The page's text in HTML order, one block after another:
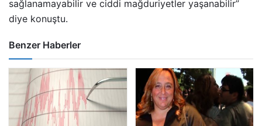
sağlanamayabilir ve ciddi mağduriyetler yaşanabilir”
diye konuştu.
Benzer Haberler